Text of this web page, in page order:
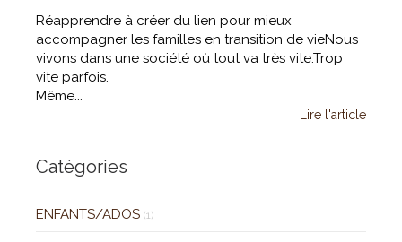
Réapprendre à créer du lien pour mieux
accompagner les familles en transition de vieNous
vivons dans une société où tout va très vite.Trop
vite parfois.
Même...
Lire l'article
Catégories
ENFANTS/ADOS (1)